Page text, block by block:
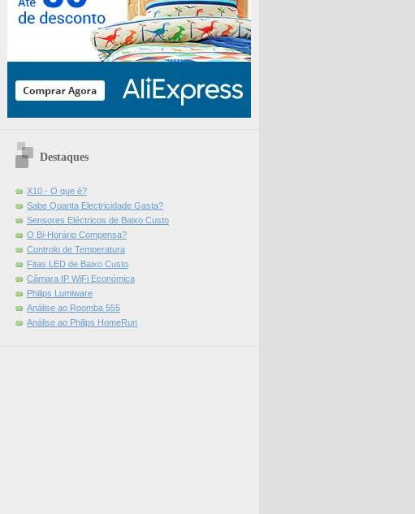
Destaques
X10 - O que é?
Sabe Quanta Electricidade Gasta?
Sensores Eléctricos de Baixo Custo
O Bi-Horário Compensa?
Controlo de Temperatura
Fitas LED de Baixo Custo
Câmara IP WiFi Económica
Philips Lumiware
Análise ao Roomba 555
Análise ao Philips HomeRun